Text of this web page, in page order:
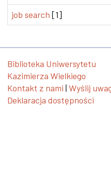
job search [1]
Biblioteka Uniwersytetu
Kazimierza Wielkiego
Kontakt z nami | Wyślij
Deklaracja dostępności